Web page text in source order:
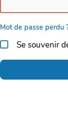
Mot de passe perdu
Se souvenir